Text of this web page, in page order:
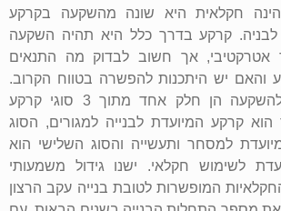
חקלאית היא שונה מהשקעה בקרקע
קרקע בדרך כלל היא תהיה השקעה
אטרקטיבי, אך חשוב לבדוק מה התנאים
יש היתכנות להפשרה בטווח הקרוב.
קרקעות חקלאיות להשקעה הן חלק אחד מתוך 3 סוגי קרקע
קרקע המיועדת לבנייה למגורים, הסוג
למסחר ותעשייה והסוג השלישי הוא
לשימוש חקלאי. ישנו גידול משמעותי
המופשרות לטובת בנייה עקב הרצון